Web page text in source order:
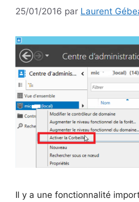
25/01/2016 par Laurent
Il y a une fonctionnalité